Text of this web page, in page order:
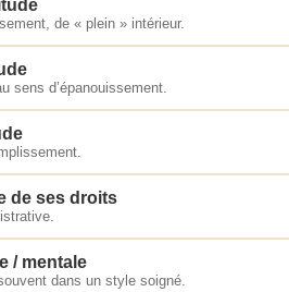
de « plein » intérieur.
sens d’épanouissement.
de ses droits
/ mentale
dans un style soigné.